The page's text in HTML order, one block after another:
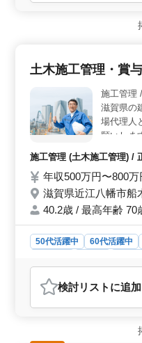
＜高収入と充実の福利
力的な給与があり、通
回支給されます。雇用・
備経験10年以上を求める
幅広い車種の整備や車検
納車業務も行います。
が整っています。 ＜シ
い環境＞ 中高年の方々
駐車場が完備されている
ます。週5〜6日の柔軟な
ど、働きやすい条件が整
の休日や夏季休業、年末
るため、ワークライフバ
土木施工管理・賞
滋賀県の
場代理人
願いしま
◯主な業
管理、安
ち合わせ
図の作成
で現場研
※車通勤
施工管理 (土木施工管理) /
年収500万円〜800
滋賀県近江八幡市船
40.2歳 / 最高年齢 70
50代活躍中 60代活躍中
おすすめポイント
＜安定した高収入と充
800万円の幅広い給与レ
までの実績に見合った
検討リスト に追加